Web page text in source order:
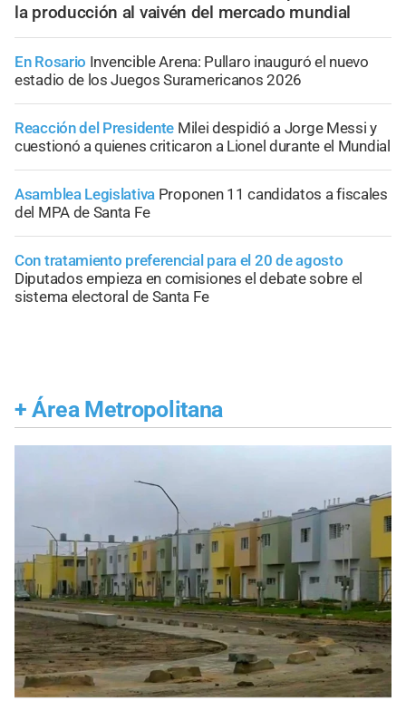
la producción al vaivén del mercado mundial
En Rosario Invencible Arena: Pullaro inauguró el nuevo
estadio de los Juegos Suramericanos 2026
Reacción del Presidente Milei despidió a Jorge Messi y
cuestionó a quienes criticaron a Lionel durante el Mundial
Asamblea Legislativa Proponen 11 candidatos a fiscales
del MPA de Santa Fe
Con tratamiento preferencial para el 20 de agosto
Diputados empieza en comisiones el debate sobre el
sistema electoral de Santa Fe
+ Área Metropolitana